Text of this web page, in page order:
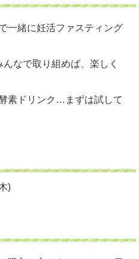
一緒に妊活ファスティング
なで取り組めば、楽しく
素ドリンク…まずは試して
)